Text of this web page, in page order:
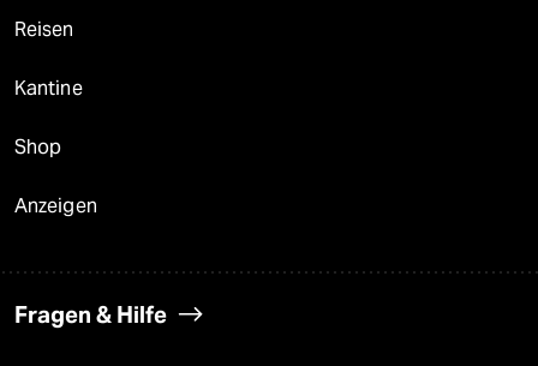
Reisen
Kantine
Shop
Anzeigen
Fragen & Hilfe